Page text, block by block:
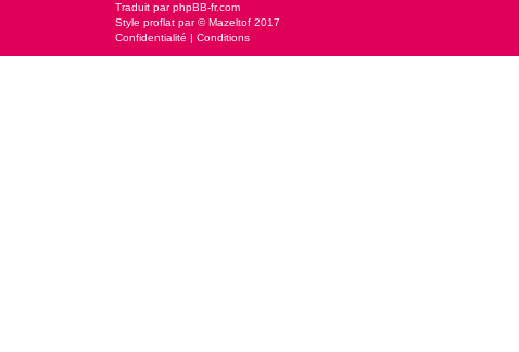
Traduit parphpBB-fr.com
Style proflat par ©Mazeltof 2017
Confidentialité | Conditions